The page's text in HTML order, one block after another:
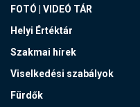
FOTÓ | VIDEÓ TÁR
Helyi Értéktár
Szakmai hírek
Viselkedési szabályok
Fürdők